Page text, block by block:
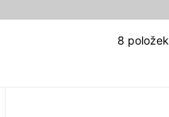
8 položek